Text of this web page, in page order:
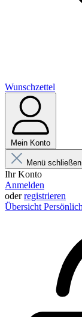
Wunschzettel
Mein Konto
Menü schließen
Ihr Konto
Anmelden
oderregistrieren
Übersicht